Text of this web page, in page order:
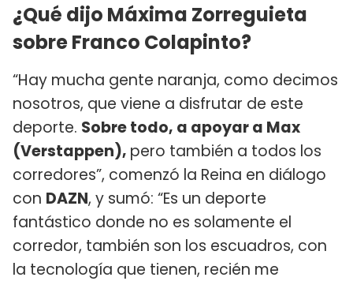
¿Qué dijo Máxima Zorreguieta
sobre Franco Colapinto?
“Hay mucha gente naranja, como decimos
nosotros, que viene a disfrutar de este
deporte. Sobre todo, a apoyar a Max
(Verstappen), pero también a todos los
corredores”, comenzó la Reina en diálogo
con DAZN, y sumó: “Es un deporte
fantástico donde no es solamente el
corredor, también son los escuadros, con
la tecnología que tienen, recién me